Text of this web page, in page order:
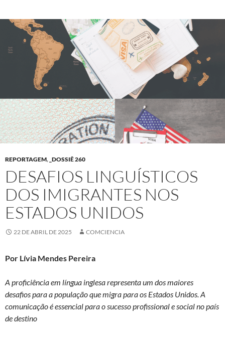
REPORTAGEM, _DOSSIÊ 260
DESAFIOS LINGUÍSTICOS
DOS IMIGRANTES NOS
ESTADOS UNIDOS
22 DE ABRIL DE 2025 COMCIENCIA
Por Lívia Mendes Pereira
A proficiência em língua inglesa representa um dos maiores
desafios para a população que migra para os Estados Unidos. A
comunicação é essencial para o sucesso profissional e social no país
de destino